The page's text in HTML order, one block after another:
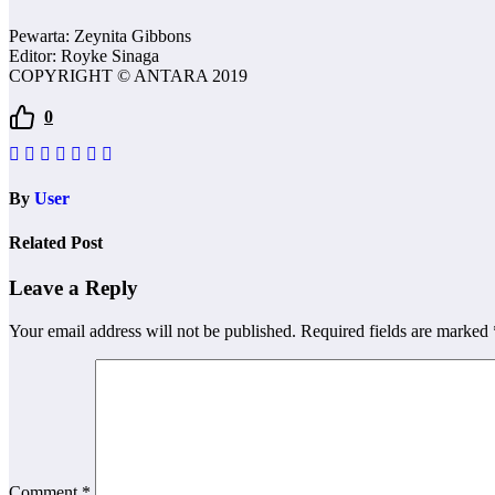
Pewarta: Zeynita Gibbons
Editor: Royke Sinaga
COPYRIGHT © ANTARA 2019
0
By User
Related Post
Leave a Reply
Your email address will not be published. Required fields are marked